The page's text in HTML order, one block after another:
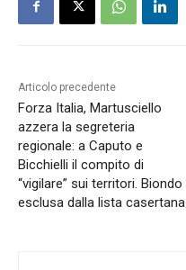
Articolo precedente
Forza Italia, Martusciello
azzera la segreteria
regionale: a Caputo e
Bicchielli il compito di
“vigilare” sui territori. Biondo
esclusa dalla lista casertana